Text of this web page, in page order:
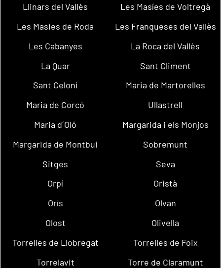
Llinars del Vallès
Les Masíes de Voltregà
Les Masies de Roda
Les Franqueses del Vallès
Les Cabanyes
La Roca del Vallès
La Quar
Sant Climent
Sant Celoni
Maria de Martorelles
Maria de Corcó
Ullastrell
Maria d´Oló
Margarida i els Monjos
Margarida de Montbui
Sobremunt
Sitges
Seva
Orpí
Oristà
Orís
Olvan
Olost
Olivella
Torrelles de Llobregat
Torrelles de Foix
Torrelavit
Torre de Claramunt